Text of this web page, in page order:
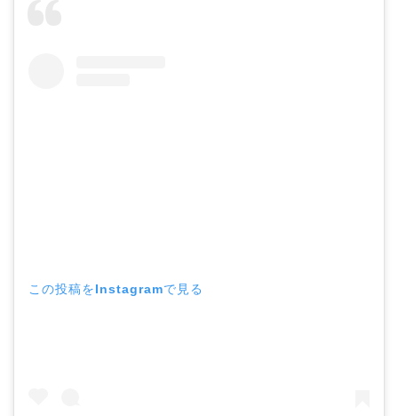
この投稿をInstagramで見る